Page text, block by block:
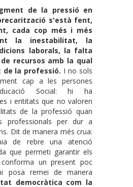
de la pressió en
s'està fent,
cada cop més i més
la inestabilitat, la
laborals, la falta
recursos amb la qual
la professió. I no sols
cap a les persones
Social: hi ha
i entitats que no valoren
de la professió quan
professionals per dur a
Dit de manera més crua:
de rebre una atenció
que permeti garantir els
un present poc
posa remei de manera
democràtica com la